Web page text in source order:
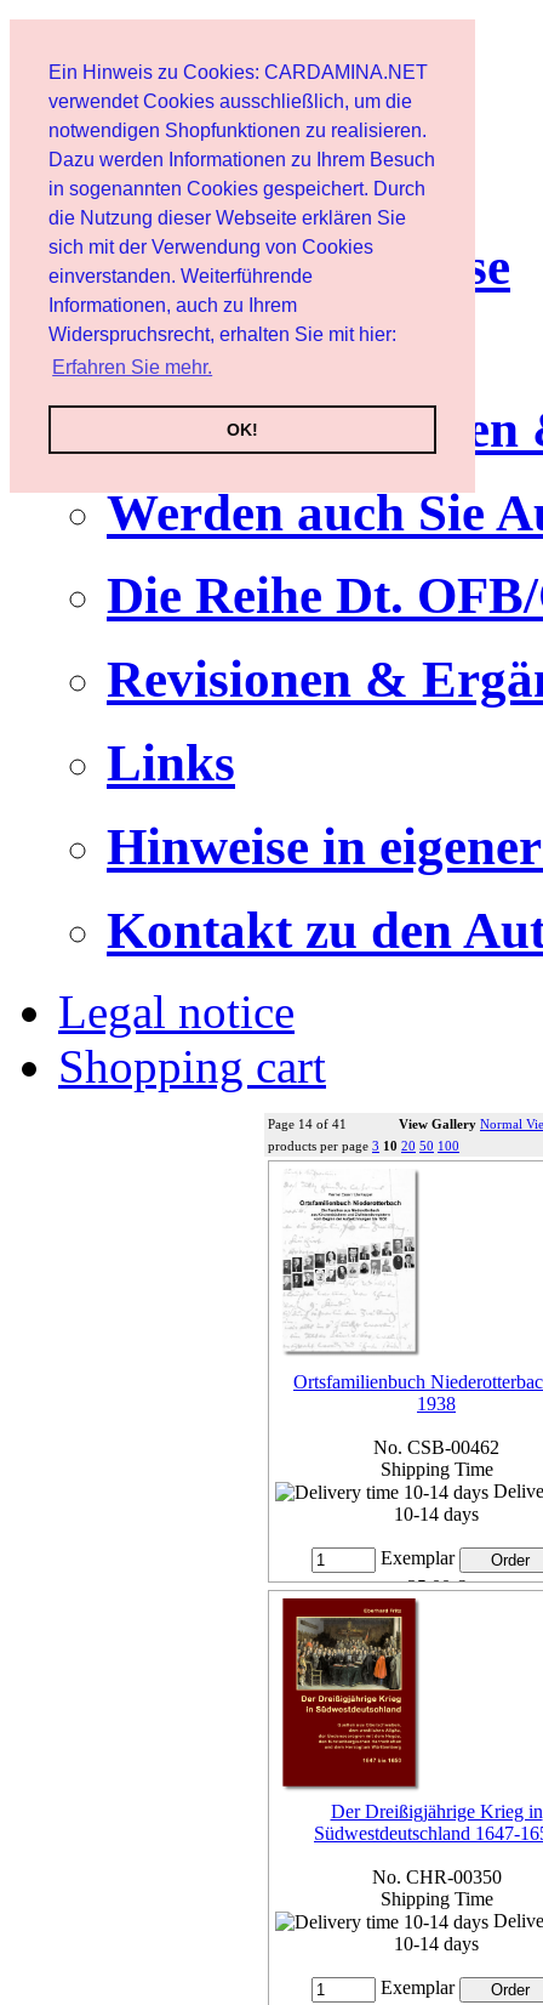
Ein Hinweis zu Cookies: CARDAMINA.NET
verwendet Cookies ausschließlich, um die
notwendigen Shopfunktionen zu realisieren.
Dazu werden Informationen zu Ihrem Besuch
in sogenannten Cookies gespeichert. Durch
die Nutzung dieser Webseite erklären Sie
sich mit der Verwendung von Cookies
einverstanden. Weiterführende
Informationen, auch zu Ihrem
Widerspruchsrecht, erhalten Sie mit hier:
Erfahren Sie mehr.
OK!
User
Newsletter
Nutzungshinweise
Service
Werden auch Sie
Die Reihe Dt.
Revisionen &
Links
Hinweise in
Kontakt zu den
Legal notice
Shopping cart
Page 14 of 41 View Gallery Normal
products per page 3 10 20 50 100
Ortsfamilienbuch
1938
No. CSB-00462
Shipping Time
10-14 days
Exemplar
35,00 €
7% VAT included, plus
Der Dreißigjährige Krieg in
Südwestdeutschland 1647-
No. CHR-00350
Shipping Time
10-14 days
Exemplar